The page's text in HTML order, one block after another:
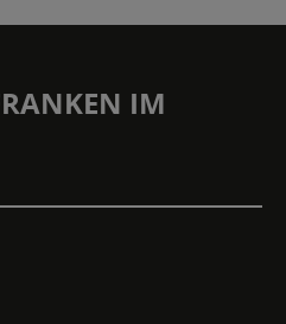
IM